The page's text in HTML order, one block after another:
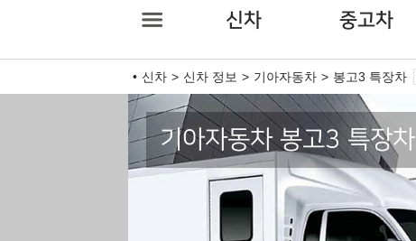
신차 중고차
신차 신차 정보 기아자동차 봉고3 특장차
기아자동차 봉고3 특장차